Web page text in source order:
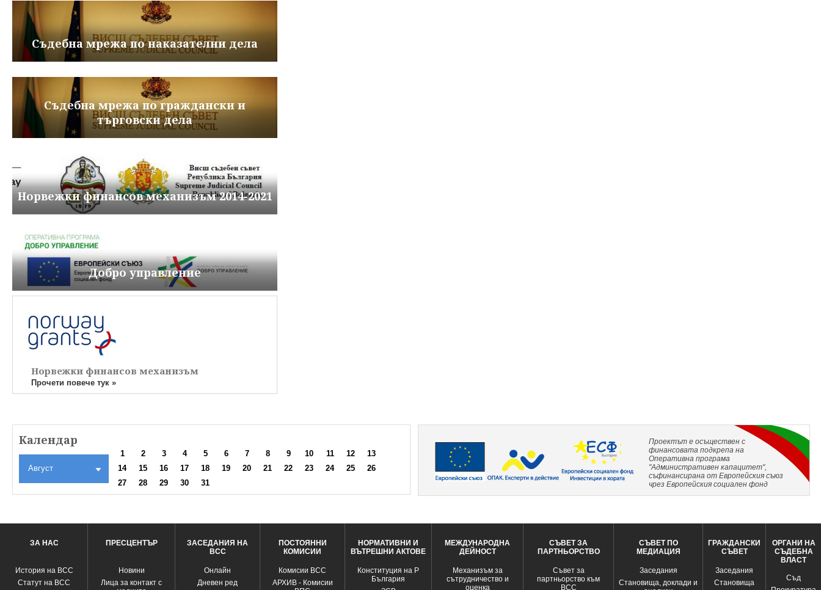
Съдебна мрежа по наказателни дела
Съдебна мрежа по граждански и
търговски дела
Норвежки финансов механизъм 2014-2021
Добро управление
Норвежки финансов механизъм
Прочети повече тук »
Календар
Август
1 2 3 4 5 6 7 8 9 10 11 12
13
14
15 16 17 18 19 20 21 22 23 24 25
26
27
28 29 30 31
Проектът е осъществен с
финансовата подкрепа на
Оперативна програма
"Административен капацитет",
съфинансирана от Европейския съюз
чрез Европейския социален фонд
ЗА НАС
История на ВСС
Статут на ВСС
ПРЕСЦЕНТЪР
Новини
Лица за контакт с
ЗАСЕДАНИЯ НА
ВСС
Oнлайн
Дневен ред
ПОСТОЯННИ
КОМИСИИ
Комисии ВСС
АРХИВ - Комисии
НОРМАТИВНИ И
ВЪТРЕШНИ АКТОВЕ
Конституция на Р
България
МЕЖДУНАРОДНА
ДЕЙНОСТ
Механизъм за
сътрудничество и
оценка
СЪВЕТ ЗА
ПАРТНЬОРСТВО
Съвет за
партньорство към
ВСС
СЪВЕТ ПО
МЕДИАЦИЯ
Заседания
Становища, доклади и
ГРАЖДАНСКИ
СЪВЕТ
Заседания
Становища
ОРГАНИ НА
СЪДЕБНА
ВЛАСТ
Съд